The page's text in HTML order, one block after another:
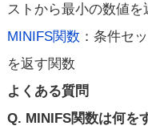
ストから最小の数値を
MINIFS関数 ：条件セ
を返す関数
よくある質問
Q. MINIFS関数は何を